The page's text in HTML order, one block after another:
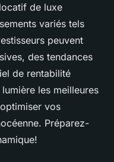
de luxe
variés tels
peuvent
des tendances
de rentabilité
les meilleures
vos
Préparez-